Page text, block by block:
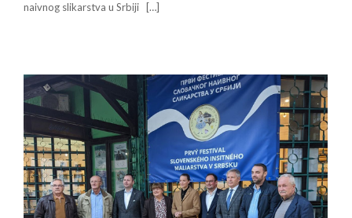
naivnog slikarstva u Srbiji […]